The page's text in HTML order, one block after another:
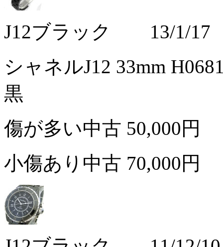
J12ブラック 13/1/17
シャネルJ12 33mm
黒
傷が多い中古 50,000円
小傷あり中古 70,000円